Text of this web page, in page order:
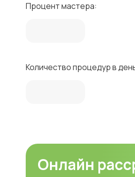
Процент мастера:
Количество процедур в
Онлайн